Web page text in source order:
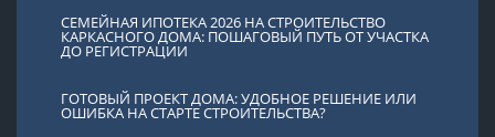
СЕМЕЙНАЯ ИПОТЕКА 2026 НА СТРОИТЕЛЬСТВО
КАРКАСНОГО ДОМА: ПОШАГОВЫЙ ПУТЬ ОТ УЧАСТКА
ДО РЕГИСТРАЦИИ
ГОТОВЫЙ ПРОЕКТ ДОМА: УДОБНОЕ РЕШЕНИЕ ИЛИ
ОШИБКА НА СТАРТЕ СТРОИТЕЛЬСТВА?